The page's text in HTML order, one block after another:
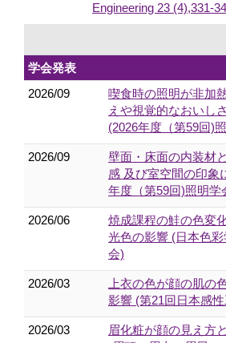
Engineering 23 (4),331-
学会発表
2026/09
喫食時の照明が非加
えや視覚的なおいし
(2026年度（第59回)
2026/09
壁面・床面の内装材
感 及び室空間の印象
年度（第59回)照明学
2026/06
焼成課程の鮭の色変
光色の影響 (日本色
会)
2026/03
上衣の色が顔の肌の
影響 (第21回日本感
2026/03
眉化粧が顔の見え方